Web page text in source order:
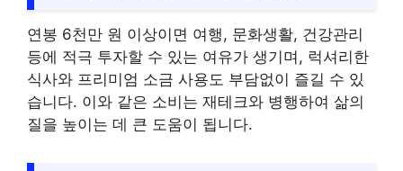
연봉 6천만 원 이상이면 여행, 문화생활, 건강관리
등에 적극 투자할 수 있는 여유가 생기며, 럭셔리한
식사와 프리미엄 소금 사용도 부담없이 즐길 수 있
습니다. 이와 같은 소비는 재테크와 병행하여 삶의
질을 높이는 데 큰 도움이 됩니다.